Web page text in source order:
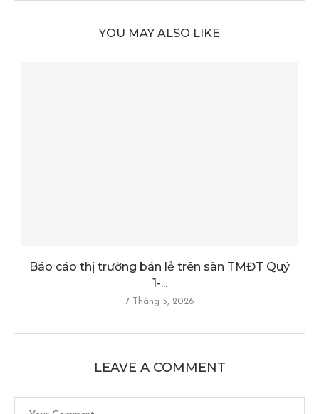
YOU MAY ALSO LIKE
Báo cáo thị trường bán lẻ trên sàn TMĐT Quý
1-...
7 Tháng 5, 2026
LEAVE A COMMENT